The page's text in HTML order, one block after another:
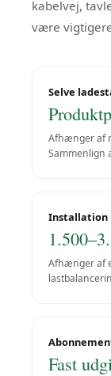
kabelvej,
være
Selve
Afhænger af
Sammenlign
Installation
Afhænger af
Fast